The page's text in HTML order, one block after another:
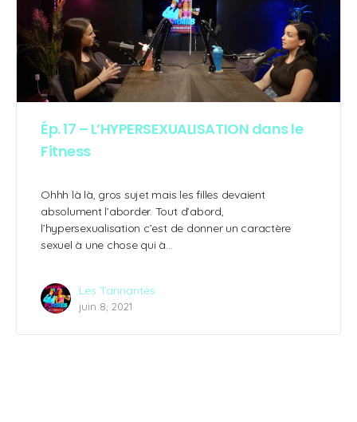
Ép. 17 – L’HYPERSEXUALISATION dans le
Fitness
Ohhh là là, gros sujet mais les filles devaient
absolument l’aborder. Tout d’abord,
l’hypersexualisation c’est de donner un caractère
sexuel à une chose qui à…
Les Tannantes
juin 8, 2021